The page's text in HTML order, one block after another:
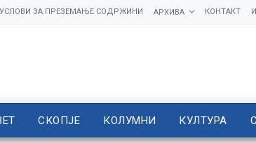
КОНТАКТ
АРХИВА
ЗА ПРЕЗЕМАЊЕ СОДРЖИНИ
СКОПЈЕ КОЛУМНИ КУЛТУРА